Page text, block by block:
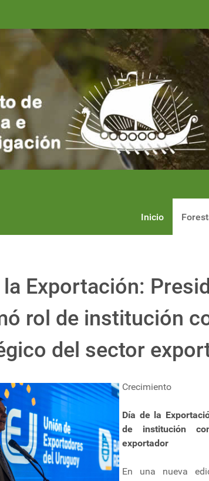
Inicio
la Exportación:
rol de institución
del sector
Crecimiento
Día de la
de institución
exportador
En una nueva